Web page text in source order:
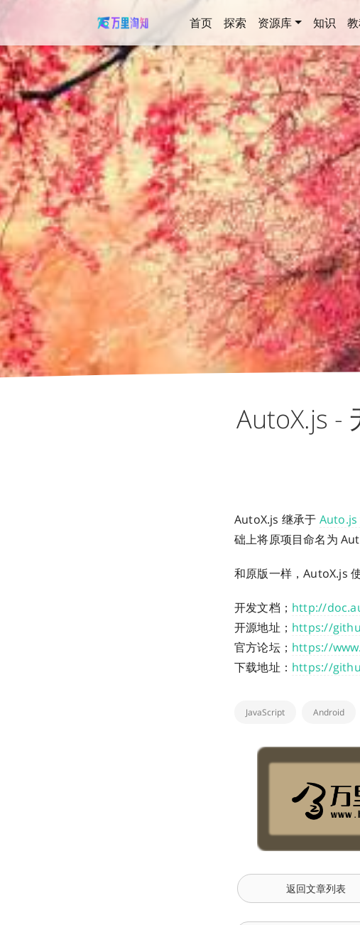
首页 探索 资源库 知识
AutoX.js -
AutoX.js 继承于 Auto.js
础上将原项目命名为
和原版一样，AutoX.js
开发文档； http://
开源地址； https://
官方论坛； https://
下载地址： https://
JavaScript Android
返回文章列表